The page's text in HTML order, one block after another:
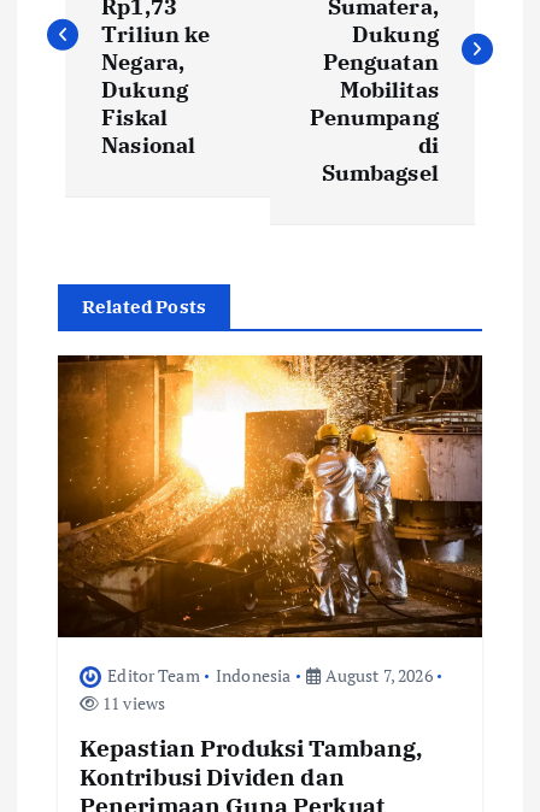
s
g
Rp1,73
Triliun ke
Negara,
Dukung
Fiskal
Nasional
Sumatera,
Dukung
Penguatan
Mobilitas
Penumpang
di
Sumbagsel
Related Posts
Editor Team Indonesia
August 7, 2026
11 views
Kepastian Produksi Tambang,
Kontribusi Dividen dan
Penerimaan Guna Perkuat